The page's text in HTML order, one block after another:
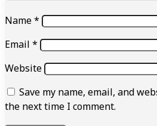
Name*
Email *
Website
Save my name, email, and
the next time I comment.